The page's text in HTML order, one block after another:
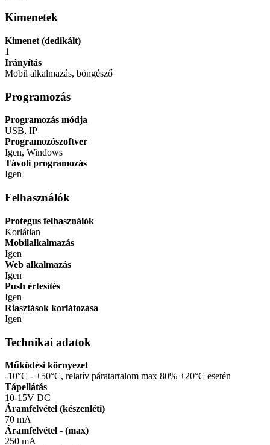
Kimenetek
Kimenet (dedikált)
1
Irányítás
Mobil alkalmazás, böngésző
Programozás
Programozás módja
USB, IP
Programozószoftver
Igen, Windows
Távoli programozás
Igen
Felhasználók
Protegus felhasználók
Korlátlan
Mobilalkalmazás
Igen
Web alkalmazás
Igen
Push értesítés
Igen
Riasztások korlátozása
Igen
Technikai adatok
Működési környezet
-10°C - +50°C, relatív páratartalom max 80% +20°C esetén
Tápellátás
10-15V DC
Áramfelvétel (készenléti)
70 mA
Áramfelvétel - (max)
250 mA